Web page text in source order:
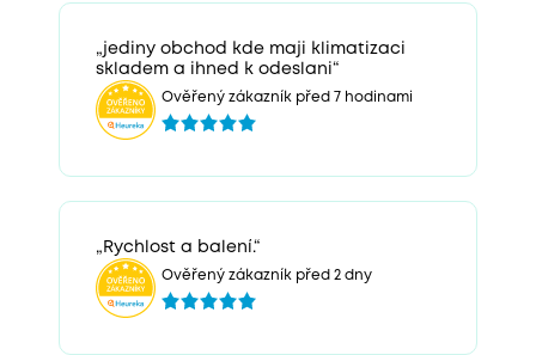
„jediny obchod kde maji klimatizaci
skladem a ihned k odeslani“
Ověřený zákazník před 7 hodinami
„Rychlost a balení.“
Ověřený zákazník před 2 dny